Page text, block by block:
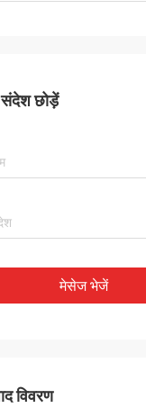
छोड़ें
मेसेज भेजें
विवरण